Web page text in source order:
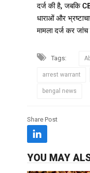
दर्ज की है, जबकि
धाराओं और
मामला दर्ज कर
Tags:
arrest warrant
bengal news
Share Post
YOU MAY